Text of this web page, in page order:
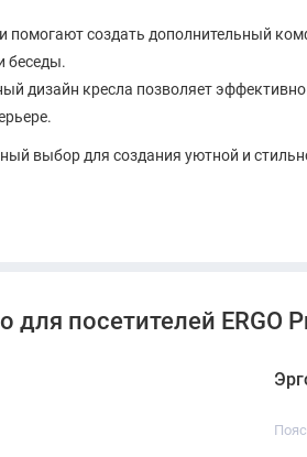
помогают создать дополнительный
беседы.
дизайн кресла позволяет
выбор для создания уютной и
для посетителей ERGO